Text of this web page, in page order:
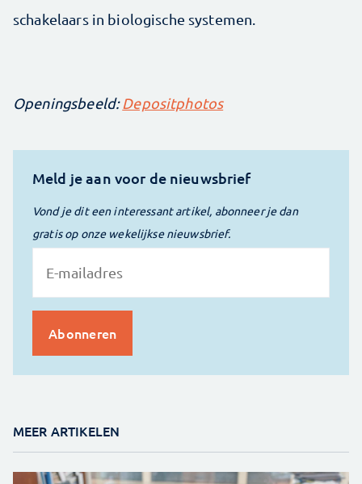
schakelaars in biologische systemen.
Openingsbeeld:Depositphotos
Meld je aan voor de nieuwsbrief
Vond je dit een interessant artikel, abonneer je dan
gratis op onze wekelijkse nieuwsbrief.
MEER ARTIKELEN